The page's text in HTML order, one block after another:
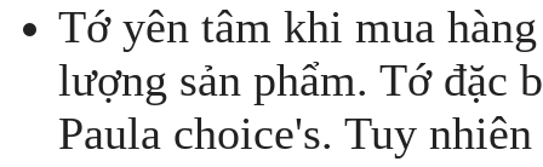
Tớ yên tâm khi mua
lượng sản phẩm. Tớ đặc
Paula choice's. Tuy